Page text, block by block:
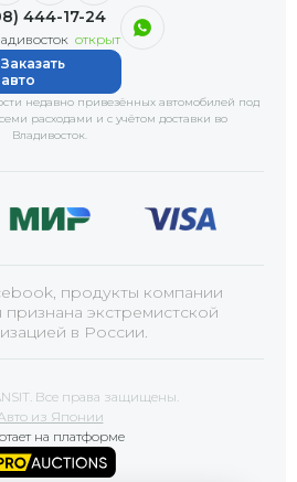
444-17-24
открыт
недавно привезённых автомобилей под
расходами и с учётом доставки во
Владивосток.
Заказать
авто
продукты компании
признана экстремистской
в России.
Все права защищены.
из Японии
на платформе